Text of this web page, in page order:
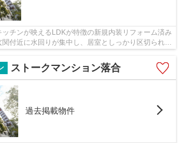
ッチンが映えるLDKが特徴の新規内装リフォーム済み
付近に水回りが集中し、居室としっかり区切られて
ストークマンション落合
過去掲載物件